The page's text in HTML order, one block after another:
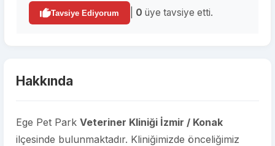
Tavsiye Ediyorum 0 üye tavsiye etti.
Hakkında
Ege Pet Park Veteriner Kliniği İzmir / Konak
ilçesinde bulunmaktadır. Kliniğimizde önceliğimiz